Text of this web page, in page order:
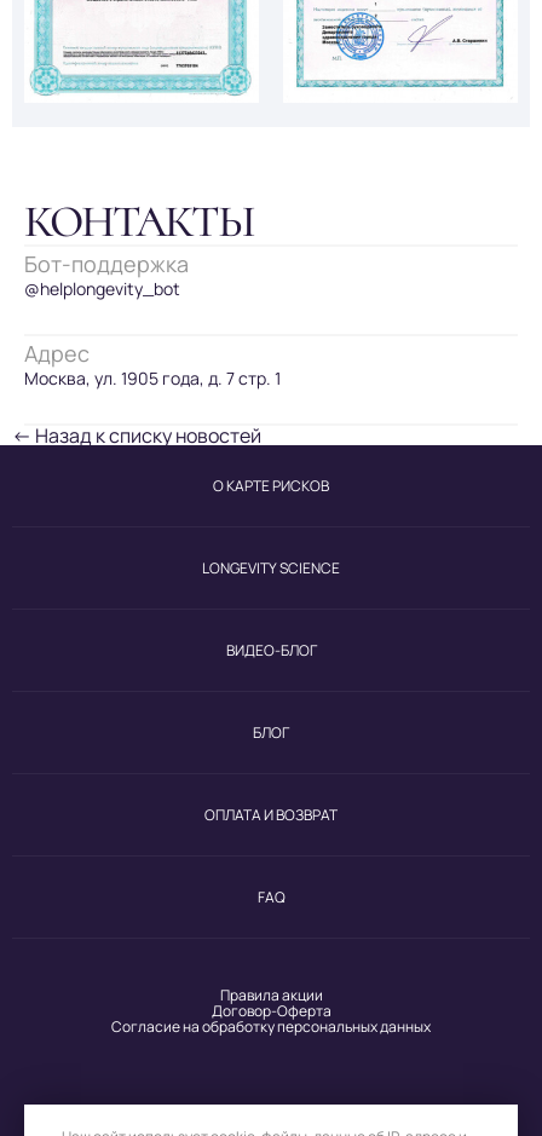
КОНТАКТЫ
Бот-поддержка
@helplongevity_bot
Адрес
Москва, ул. 1905 года, д. 7 стр. 1
← Назад к списку новостей
О КАРТЕ РИСКОВ
LONGEVITY SCIENCE
ВИДЕО-БЛОГ
БЛОГ
ОПЛАТА И ВОЗВРАТ
FAQ
Согласие на обработку персональных данных
Договор-Оферта
Правила акции